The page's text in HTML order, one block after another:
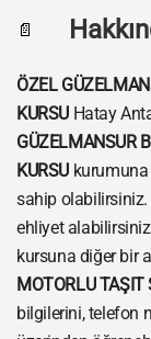
📄
ÖZEL
KURSU Hatay
GÜZELMANSUR
KURSU
sahip olabilirsiniz.
ehliyet
kursuna diğer bir
MOTORLU TAŞIT
bilgilerini, telefon